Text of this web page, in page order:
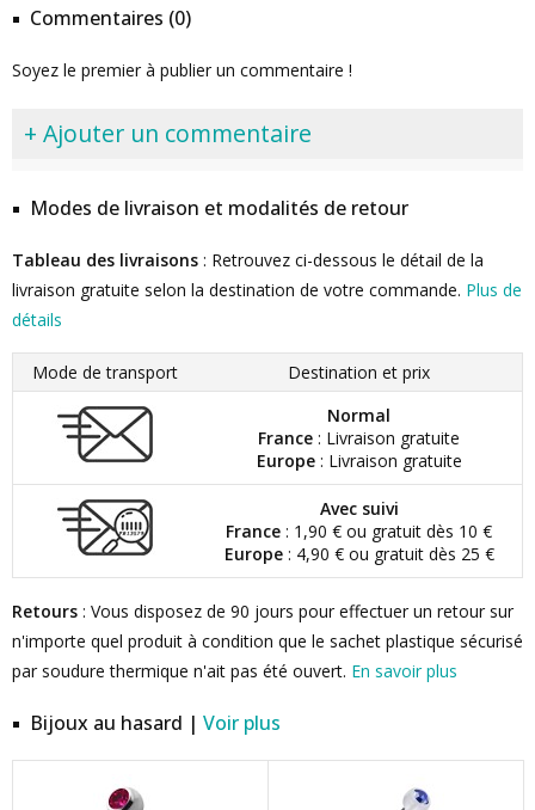
Commentaires (0)
Soyez le premier à publier un commentaire !
+ Ajouter un commentaire
Modes de livraison et modalités de retour
Tableau des livraisons : Retrouvez ci-dessous le détail de la
livraison gratuite selon la destination de votre commande. Plus de
détails
Mode de transport
Destination et prix
Normal
France : Livraison gratuite
Europe: Livraison gratuite
Avec suivi
France : 1,90 € ou gratuit dès 10 €
Europe: 4,90 € ou gratuit dès 25 €
Retours : Vous disposez de 90 jours pour effectuer un retour sur
n'importe quel produit à condition que le sachet plastique sécurisé
par soudure thermique n'ait pas été ouvert. En savoir plus
Bijoux au hasard | Voir plus